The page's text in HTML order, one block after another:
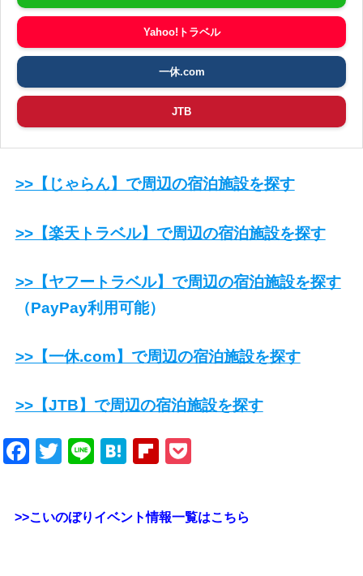
Yahoo!トラベル
一休.com
JTB
>>【じゃらん】で周辺の宿泊施設を探す
>>【楽天トラベル】で周辺の宿泊施設を探す
>>【ヤフートラベル】で周辺の宿泊施設を探す
（PayPay利用可能）
>>【一休.com】で周辺の宿泊施設を探す
>>【JTB】で周辺の宿泊施設を探す
Facebook
Twitter
LineHatenaFlipboard
>>こいのぼりイベント情報一覧はこちら